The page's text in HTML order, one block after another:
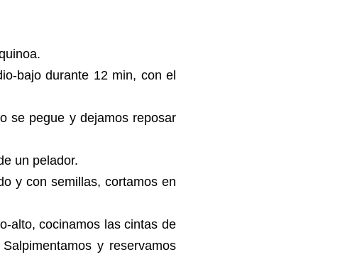
bajo durante 12 min, con el
se pegue y dejamos reposar
un pelador.
y con semillas, cortamos en
alto, cocinamos las cintas de
y reservamos